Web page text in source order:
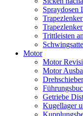
Spraydosen
Trittleisten
Motor
Motor
Motor
Getriebe
Kugellager